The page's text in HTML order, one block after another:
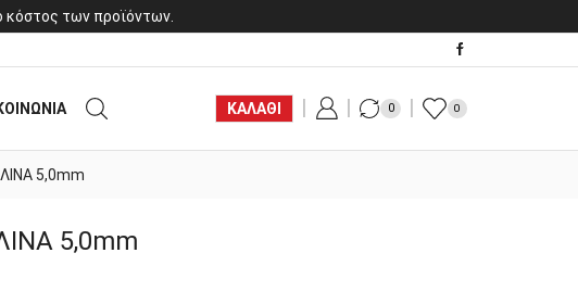
κόστος των προϊόντων.
ΚΑΛΑΘΙ 0 0
5,0mm
5,0mm